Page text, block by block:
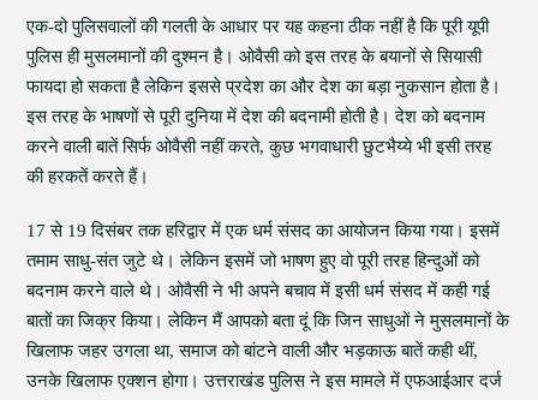
एक-दो पुलिसवालों की गलती के आधार पर यह कहना ठीक नहीं है कि पूरी यूपी
पुलिस ही मुसलमानों की दुश्मन है। ओवैसी को इस तरह के बयानों से सियासी
फायदा हो सकता है लेकिन इससे प्रदेश का और देश का बड़ा नुकसान होता है।
इस तरह के भाषणों से पूरी दुनिया में देश की बदनामी होती है। देश को बदनाम
करने वाली बातें सिर्फ ओवैसी नहीं करते, कुछ भगवाधारी छुटभैय्ये भी इसी तरह
की हरकतें करते हैं।
17 से 19 दिसंबर तक हरिद्वार में एक धर्म संसद का आयोजन किया गया। इसमें
तमाम साधु-संत जुटे थे। लेकिन इसमें जो भाषण हुए वो पूरी तरह हिन्दुओं को
बदनाम करने वाले थे। ओवैसी ने भी अपने बचाव में इसी धर्म संसद में कही गई
बातों का जिक्र किया। लेकिन मैं आपको बता दूं कि जिन साधुओं ने मुसलमानों के
खिलाफ जहर उगला था, समाज को बांटने वाली और भड़काऊ बातें कही थीं,
उनके खिलाफ एक्शन होगा। उत्तराखंड पुलिस ने इस मामले में एफआईआर दर्ज